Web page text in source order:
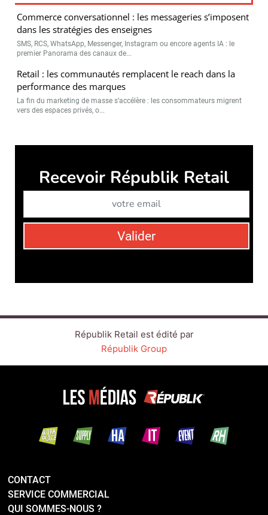
Commerce conversationnel : les messageries s’imposent
dans les stratégies des enseignes
SMS, RCS, WhatsApp, Messenger, Instagram ou encore agents IA : le
premier Panorama des canaux de...
Retail : les communautés remplacent le reach dans la
performance des marques
La fin du marketing de masse s’accélère : les consommateurs migrent
vers des espaces privés, o...
Républik Retail est édité par
SERVICE COMMERCIAL
SUIVEZ-NOUS : LINKEDINTWITTERFACEBOOK
YOUTUBE
PLAN DU SITE
MENTIONS LÉGALES